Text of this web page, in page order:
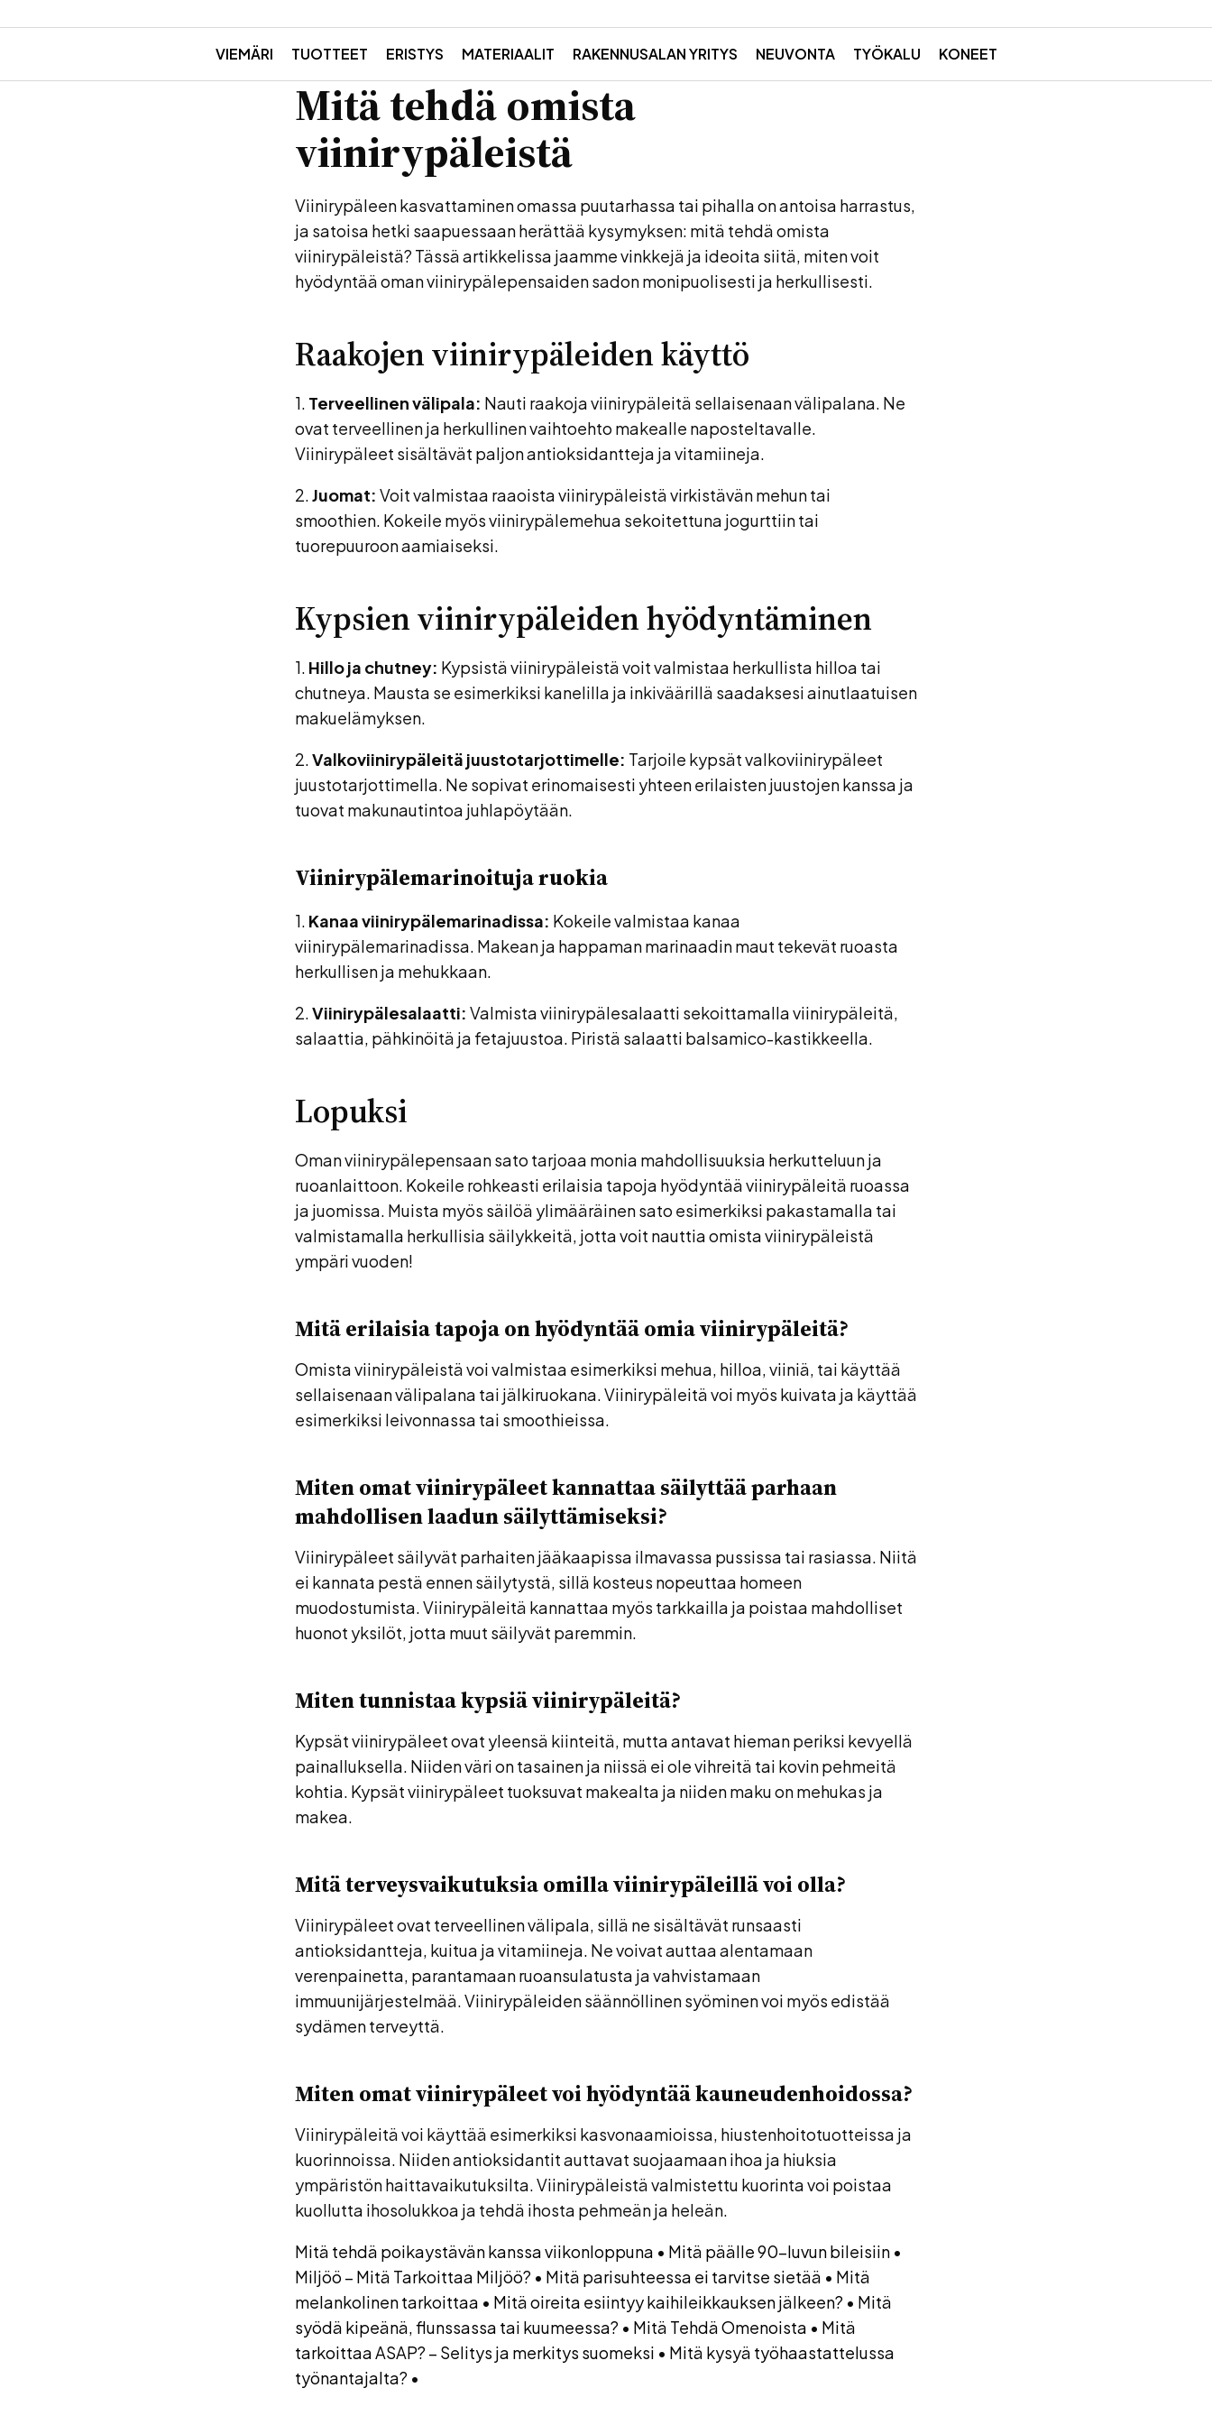
VIEMÄRI TUOTTEET ERISTYS MATERIAALIT RAKENNUSALAN YRITYS NEUVONTA TYÖKALU KONEET
Mitä tehdä omista
viinirypäleistä
Viinirypäleen kasvattaminen omassa puutarhassa tai pihalla on antoisa harrastus,
ja satoisa hetki saapuessaan herättää kysymyksen: mitä tehdä omista
viinirypäleistä? Tässä artikkelissa jaamme vinkkejä ja ideoita siitä, miten voit
hyödyntää oman viinirypälepensaiden sadon monipuolisesti ja herkullisesti.
Raakojen viinirypäleiden käyttö
1. Terveellinen välipala: Nauti raakoja viinirypäleitä sellaisenaan välipalana. Ne
ovat terveellinen ja herkullinen vaihtoehto makealle naposteltavalle.
Viinirypäleet sisältävät paljon antioksidantteja ja vitamiineja.
2.Juomat: Voit valmistaa raaoista viinirypäleistä virkistävän mehun tai
smoothien. Kokeile myös viinirypälemehua sekoitettuna jogurttiin tai
tuorepuuroon aamiaiseksi.
Kypsien viinirypäleiden hyödyntäminen
1. Hillo ja chutney: Kypsistä viinirypäleistä voit valmistaa herkullista hilloa tai
chutneya. Mausta se esimerkiksi kanelilla ja inkiväärillä saadaksesi ainutlaatuisen
makuelämyksen.
2.Valkoviinirypäleitä juustotarjottimelle: Tarjoile kypsät valkoviinirypäleet
juustotarjottimella. Ne sopivat erinomaisesti yhteen erilaisten juustojen kanssa ja
tuovat makunautintoa juhlapöytään.
Viinirypälemarinoituja ruokia
1. Kanaa viinirypälemarinadissa: Kokeile valmistaa kanaa
viinirypälemarinadissa. Makean ja happaman marinaadin maut tekevät ruoasta
herkullisen ja mehukkaan.
2.Viinirypälesalaatti: Valmista viinirypälesalaatti sekoittamalla viinirypäleitä,
salaattia, pähkinöitä ja fetajuustoa. Piristä salaatti balsamico-kastikkeella.
Lopuksi
Oman viinirypälepensaan sato tarjoaa monia mahdollisuuksia herkutteluun ja
ruoanlaittoon. Kokeile rohkeasti erilaisia tapoja hyödyntää viinirypäleitä ruoassa
ja juomissa. Muista myös säilöä ylimääräinen sato esimerkiksi pakastamalla tai
valmistamalla herkullisia säilykkeitä, jotta voit nauttia omista viinirypäleistä
ympäri vuoden!
Mitä erilaisia tapoja on hyödyntää omia viinirypäleitä?
Omista viinirypäleistä voi valmistaa esimerkiksi mehua, hilloa, viiniä, tai käyttää
sellaisenaan välipalana tai jälkiruokana. Viinirypäleitä voi myös kuivata ja käyttää
esimerkiksi leivonnassa tai smoothieissa.
Miten omat viinirypäleet kannattaa säilyttää parhaan
mahdollisen laadun säilyttämiseksi?
Viinirypäleet säilyvät parhaiten jääkaapissa ilmavassa pussissa tai rasiassa. Niitä
ei kannata pestä ennen säilytystä, sillä kosteus nopeuttaa homeen
muodostumista. Viinirypäleitä kannattaa myös tarkkailla ja poistaa mahdolliset
huonot yksilöt, jotta muut säilyvät paremmin.
Miten tunnistaa kypsiä viinirypäleitä?
Kypsät viinirypäleet ovat yleensä kiinteitä, mutta antavat hieman periksi kevyellä
painalluksella. Niiden väri on tasainen ja niissä ei ole vihreitä tai kovin pehmeitä
kohtia. Kypsät viinirypäleet tuoksuvat makealta ja niiden maku on mehukas ja
makea.
Mitä terveysvaikutuksia omilla viinirypäleillä voi olla?
Viinirypäleet ovat terveellinen välipala, sillä ne sisältävät runsaasti
antioksidantteja, kuitua ja vitamiineja. Ne voivat auttaa alentamaan
verenpainetta, parantamaan ruoansulatusta ja vahvistamaan
immuunijärjestelmää. Viinirypäleiden säännöllinen syöminen voi myös edistää
sydämen terveyttä.
Miten omat viinirypäleet voi hyödyntää kauneudenhoidossa?
Viinirypäleitä voi käyttää esimerkiksi kasvonaamioissa, hiustenhoitotuotteissa ja
kuorinnoissa. Niiden antioksidantit auttavat suojaamaan ihoa ja hiuksia
ympäristön haittavaikutuksilta. Viinirypäleistä valmistettu kuorinta voi poistaa
kuollutta ihosolukkoa ja tehdä ihosta pehmeän ja heleän.
Mitä tehdä poikaystävän kanssa viikonloppuna • Mitä päälle 90-luvun bileisiin •
Miljöö – Mitä Tarkoittaa Miljöö? • Mitä parisuhteessa ei tarvitse sietää • Mitä
melankolinen tarkoittaa • Mitä oireita esiintyy kaihileikkauksen jälkeen? • Mitä
syödä kipeänä, flunssassa tai kuumeessa? • Mitä Tehdä Omenoista • Mitä
tarkoittaa ASAP? – Selitys ja merkitys suomeksi • Mitä kysyä työhaastattelussa
työnantajalta? •